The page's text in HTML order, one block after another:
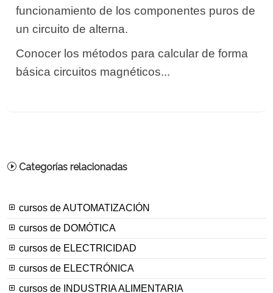
funcionamiento de los componentes puros de
un circuito de alterna.
Conocer los métodos para calcular de forma
básica circuitos magnéticos...
Categorías relacionadas
cursos de AUTOMATIZACIÓN
cursos de DOMÓTICA
cursos de ELECTRICIDAD
cursos de ELECTRÓNICA
cursos de INDUSTRIA ALIMENTARIA